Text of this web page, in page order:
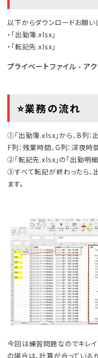
以下からダウンロードお願い
・「出勤簿.xlsx」
・「転記先.xlsx」
プライベートファイル - ア
⭐業務の流れ
①「出勤簿.xlsx」から、B列：
F列：残業時間、G列：深夜
②「転記先.xlsx」の「出勤明
③すべて転記が終わったら、
ます。
今回は練習問題なのでキレ
の場合は、計算が合っている